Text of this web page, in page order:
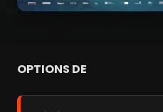
OPTIONS DE